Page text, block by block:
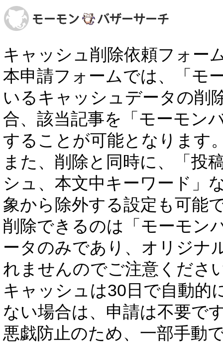
キャッシュ削除依頼フォー
本申請フォームでは、「モ
いるキャッシュデータの削
合、該当記事を「モーモン
することが可能となります
また、削除と同時に、「投
シュ、本文中キーワード」
象から除外する設定も可能
削除できるのは「モーモン
ータのみであり、オリジナ
れませんのでご注意くださ
キャッシュは30日で自動的
ない場合は、申請は不要で
悪戯防止のため、一部手動